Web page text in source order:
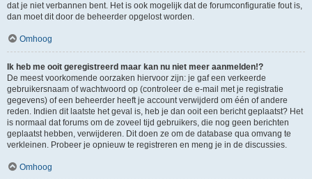
dat je niet verbannen bent. Het is ook mogelijk dat de forumconfiguratie fout is,
dan moet dit door de beheerder opgelost worden.
Omhoog
Ik heb me ooit geregistreerd maar kan nu niet meer aanmelden!?
De meest voorkomende oorzaken hiervoor zijn: je gaf een verkeerde
gebruikersnaam of wachtwoord op (controleer de e-mail met je registratie
gegevens) of een beheerder heeft je account verwijderd om één of andere
reden. Indien dit laatste het geval is, heb je dan ooit een bericht geplaatst? Het
is normaal dat forums om de zoveel tijd gebruikers, die nog geen berichten
geplaatst hebben, verwijderen. Dit doen ze om de database qua omvang te
verkleinen. Probeer je opnieuw te registreren en meng je in de discussies.
Omhoog